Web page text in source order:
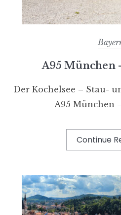
A95 München
Der Kochelsee – Stau-
A95 München
Continue